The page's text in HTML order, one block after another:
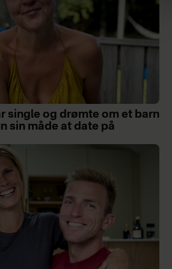
single og drømte om et barn
sin måde at date på